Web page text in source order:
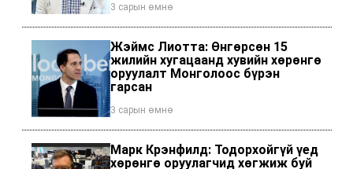
3 сарын өмнө
Жэймс Лиотта: Өнгөрсөн 15
жилийн хугацаанд хувийн хөрөнгө
оруулалт Монголоос бүрэн
гарсан
3 сарын өмнө
Марк Крэнфилд: Тодорхойгүй үед
хөрөнгө оруулагчид хөгжиж буй